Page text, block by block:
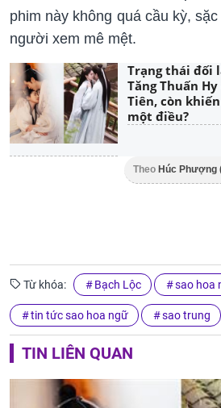
phim này không quá cầu kỳ,
người xem mê mệt.
Trạng thái đối
Tăng Thuấn
Tiên, còn
một điều?
Theo Húc Phượng
Từ khóa: Bạch Lộc sao hoa
tin tức sao hoa ngữ sao trung
TIN LIÊN QUAN